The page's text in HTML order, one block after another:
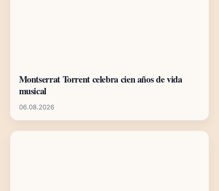
Montserrat Torrent celebra cien años de vida
musical
06.08.2026